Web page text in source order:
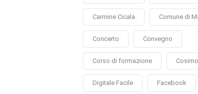
Carmine Cicala Comune di
Concerto Convegno
Corso di formazione
Digitale Facile Facebook